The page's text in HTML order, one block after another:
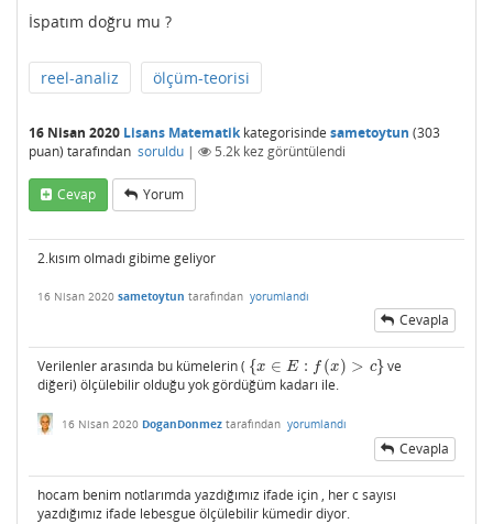
İspatım doğru mu ?
reel-analiz ölçüm-teorisi
16 Nisan 2020 Lisans Matematikkategorisinde sametoytun (303
puan) tarafından soruldu | 5.2k kez görüntülendi
Cevap Yorum
2.kısım olmadı gibime geliyor
16 Nisan 2020 sametoytun tarafından yorumlandı
Cevapla
Verilenler arasında bu kümelerin ( {x ∈ E : f (x) > c}
{x∈ E: f(x) > c}
ve
diğeri) ölçülebilir olduğu yok gördüğüm kadarı ile.
16 Nisan 2020 DoganDonmez tarafından yorumlandı
Cevapla
hocam benim notlarımda yazdığımız ifade için , her c sayısı
yazdığımız ifade lebesgue ölçülebilir kümedir diyor.